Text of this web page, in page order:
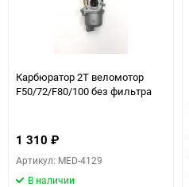
Карбюратор 2Т веломотор
F50/72/F80/100 без фильтра
1 310 ₽
Артикул: MED-4129
В наличии